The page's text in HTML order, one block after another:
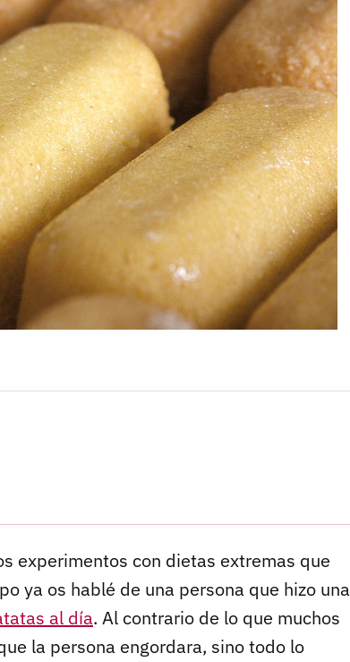
experimentos con dietas extremas que
ya os hablé de una persona que hizo una
al día. Al contrario de lo que muchos
la persona engordara, sino todo lo